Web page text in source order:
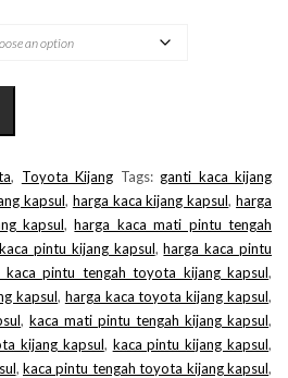
, Toyota Kijang Tags: ganti kaca kijang
kapsul, harga kaca kijang kapsul,harga
kapsul,harga kaca mati pintu tengah
pintu kijang kapsul,harga kaca pintu
kaca pintu tengah toyota kijang kapsul,
kapsul, harga kaca toyota kijang kapsul,
, kaca mati pintu tengah kijang kapsul,
kijang kapsul, kaca pintu kijang kapsul,
,kaca pintu tengah toyota kijang kapsul,